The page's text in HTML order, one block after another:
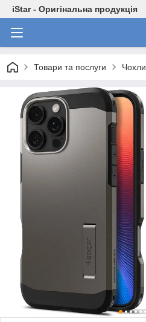
iStar - Оригінальна продукція
Товари та послуги Чохли